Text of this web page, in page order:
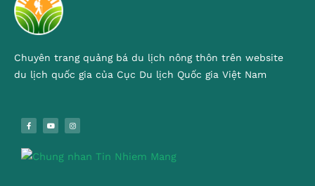
Chuyên trang quảng bá du lịch nông thôn trên website
du lịch quốc gia của Cục Du lịch Quốc gia Việt Nam